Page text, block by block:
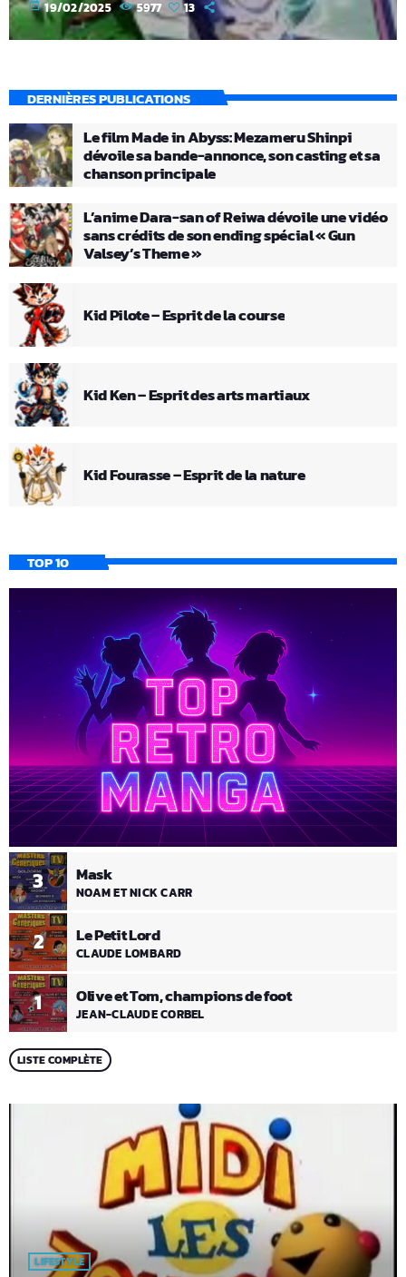
today 19/02/2025 5977 13
DERNIÈRES PUBLICATIONS
Le film Made in Abyss: Mezameru Shinpi
dévoile sa bande-annonce, son casting et sa
chanson principale
L’anime Dara-san of Reiwa dévoile une vidéo
sans crédits de son ending spécial « Gun
Valsey’s Theme »
Kid Pilote – Esprit de la course
Kid Ken – Esprit des arts martiaux
Kid Fourasse – Esprit de la nature
TOP 10
1 Olive et Tom, champions de foot
JEAN-CLAUDE CORBEL
2 Le Petit Lord
CLAUDE LOMBARD
3 Mask
NOAM ET NICK CARR
LISTE COMPLÈTE
LIFESTYLE